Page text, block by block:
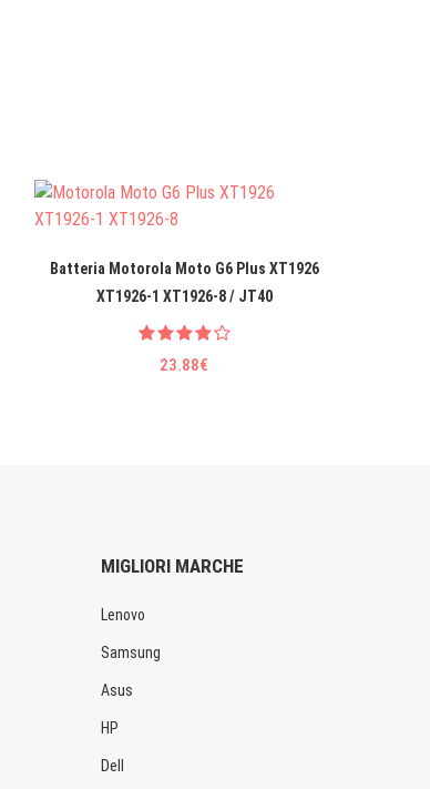
Batteria Motorola Moto G6 Plus XT1926
XT1926-1 XT1926-8 / JT40
23.88€
MIGLIORI MARCHE
Lenovo
Samsung
Asus
HP
Dell